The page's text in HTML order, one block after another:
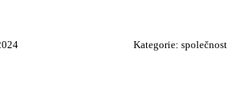
Kategorie: společnost